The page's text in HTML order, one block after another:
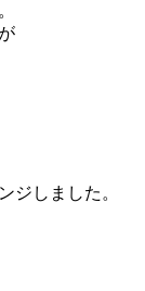
ジしました。